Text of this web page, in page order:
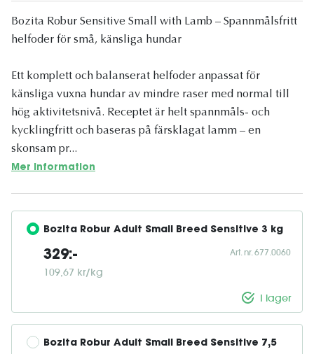
Bozita Robur Sensitive Small with Lamb – Spannmålsfritt
helfoder för små, känsliga hundar
Ett komplett och balanserat helfoder anpassat för
känsliga vuxna hundar av mindre raser med normal till
hög aktivitetsnivå. Receptet är helt spannmåls- och
kycklingfritt och baseras på färsklagat lamm – en
skonsam pr...
Mer information
Bozita Robur Adult Small Breed Sensitive 3 kg
329:-
109,67 kr/kg
Art. nr. 677.0060
I lager
Bozita Robur Adult Small Breed Sensitive 7,5